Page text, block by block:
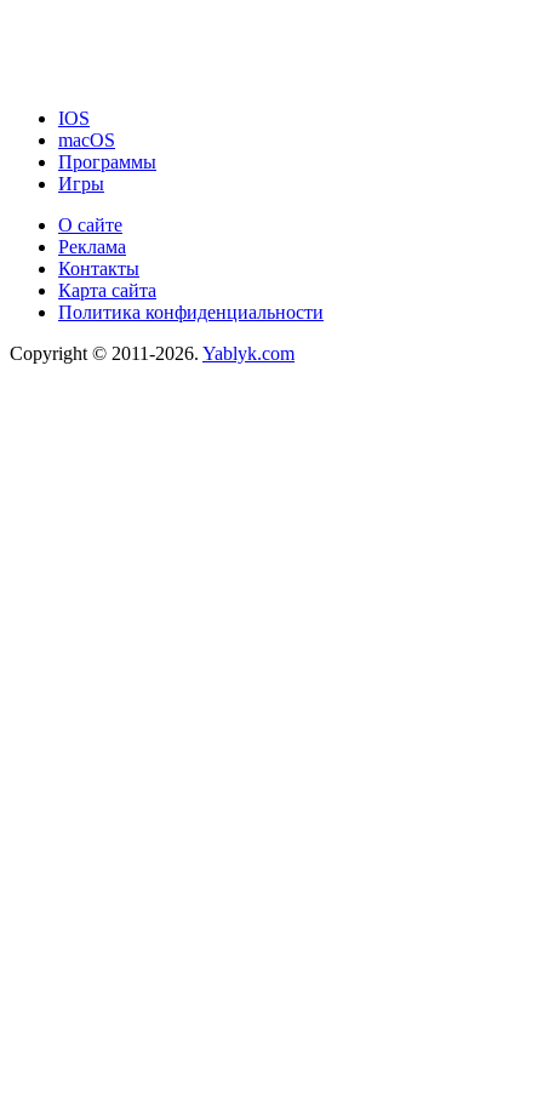
IOS
macOS
Программы
Игры
О сайте
Реклама
Контакты
Карта сайта
Политика конфиденциальности
Copyright © 2011-2026. Yablyk.сom